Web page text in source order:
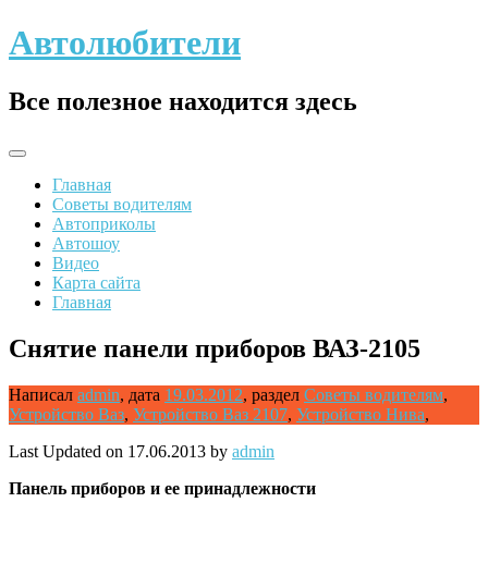
Skip
to
Автолюбители
Все полезное находится здесь
Главная
Советы водителям
Автоприколы
Автошоу
Видео
Карта сайта
Главная
Снятие панели приборов ВАЗ-2105
Написал admin, дата 19.03.2012, раздел Советы водителям,
Устройство Ваз, Устройство Ваз 2107, Устройство Нива,
Last Updated on 17.06.2013 by admin
Панель приборов и ее принадлежности